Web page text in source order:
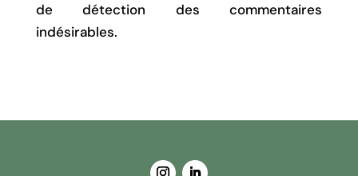
de détection des commentaires
indésirables.